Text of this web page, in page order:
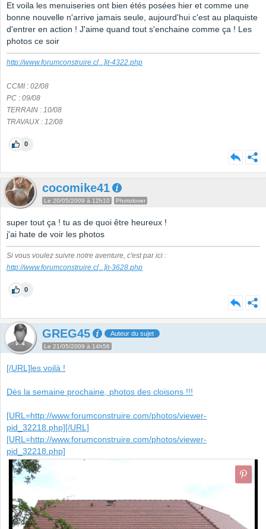
Et voila les menuiseries ont bien étés posées hier et comme une
bonne nouvelle n'arrive jamais seule, aujourd'hui c'est au plaquiste
d'entrer en action ! J'aime quand tout s'enchaine comme ça ! Les
photos ce soir
http://www.forumconstruire.c[...]it-4322.php
CCMI : 02/08
PC : 09/08
TERRAIN : 10/08
TRAVAUX : 12/08
0
cocomike41
Le 20/05/2009 à 12h10 Photolover
super tout ça ! tu as de quoi être heureux !
j'ai hate de voir les photos
Si vous voulez suivre notre aventure, c'est par ici :
http://www.forumconstruire.c[...]it-3628.php
0
GREG45 Auteur du sujet
Le 21/05/2009 à 14h56
[/URL]les voilà !
Dès la semaine prochaine, photos des cloisons !!!
[URL=http://www.forumconstruire.com/photos/viewer-
pid_32218.php][/URL]
[URL=http://www.forumconstruire.com/photos/viewer-
pid_32218.php]